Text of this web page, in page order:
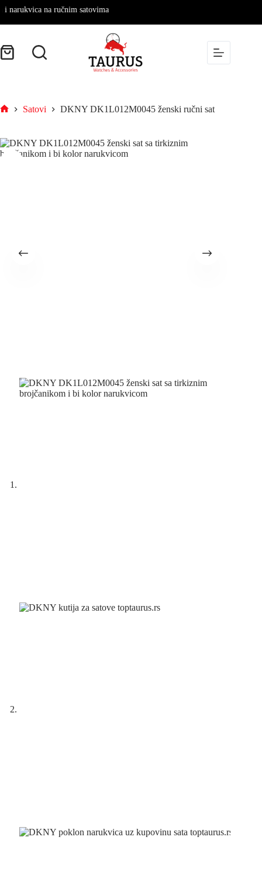
na ručnim satovima
Satovi DKNY DK1L012M0045 ženski ručni sat